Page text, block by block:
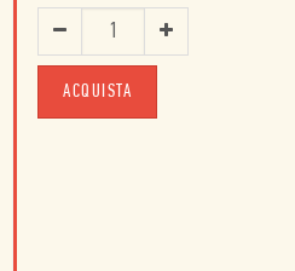
ACQUISTA